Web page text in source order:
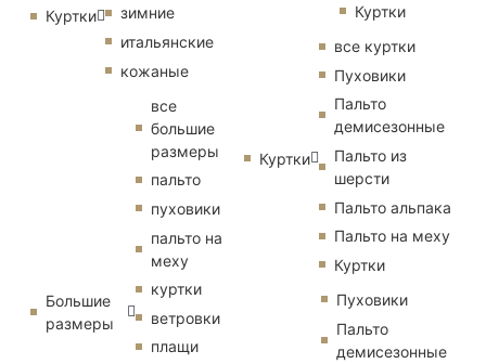
Куртки
зимние
итальянские
кожаные
Большие
размеры
все
большие
размеры
пальто
пуховики
пальто на
меху
куртки
ветровки
плащи
Куртки
Куртки
все куртки
Пуховики
Пальто
демисезонные
Пальто из
шерсти
Пальто альпака
Пальто на меху
Куртки
Пуховики
Пальто
демисезонные